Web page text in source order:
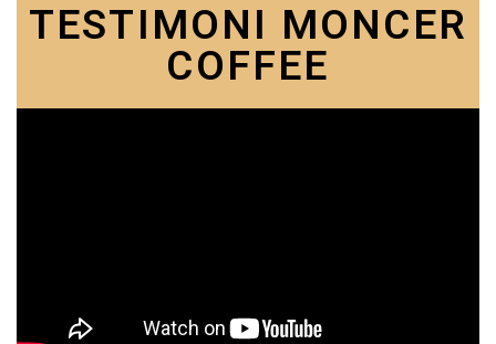
TESTIMONI MONCER
COFFEE